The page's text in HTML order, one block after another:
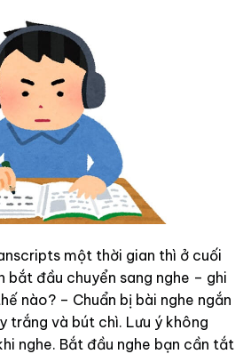
một thời gian thì ở cuối
bắt đầu chuyển sang nghe – ghi
nào? – Chuẩn bị bài nghe ngắn
trắng và bút chì. Lưu ý không
nghe. Bắt đầu nghe bạn cần tắt